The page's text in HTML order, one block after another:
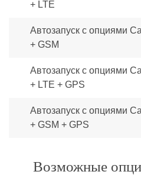
+ LTE
Автозапуск с опциями
+ GSM
Автозапуск с опциями
+ LTE + GPS
Автозапуск с опциями
+ GSM + GPS
Возможные